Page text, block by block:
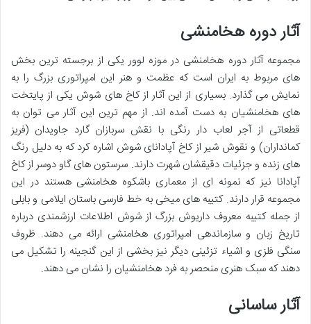
آثار دوره هخامنشی
مجموعه آثار دوره هخامنشی در موزه لوور یکی از برجسته ترین بخش
های مربوط به ایران است که عظمت و هنر این امپراتوری بزرگ را به
نمایش می گذارد. بسیاری از این آثار از کاخ های شوش یکی از پایتخت
های هخامنشیان به دست آمده اند. از مهم ترین این آثار می توان به
قطعاتی از آجر لعاب دار رنگی با نقش سربازان گارد جاویدان (فریز
کمانداران) و نقوش شیر از کاخ آپادانای شوش اشاره کرد که به دلیل رنگ
های زنده و جزئیات دقیقشان شهرت دارند. سرستون های گاو دوسر از کاخ
آپادانا نیز که نمونه ای از معماری باشکوه هخامنشی هستند در این
مجموعه قرار دارند. کتیبه های میخی به خط فارسی باستان ایلامی و بابلی
از جمله کتیبه معروف داریوش بزرگ از شوش اطلاعات ارزشمندی درباره
تاریخ زبان و سازماندهی امپراتوری هخامنشی ارائه می دهند. ظروف
سنگی فلزی و اشیاء تزئینی دیگر نیز بخشی از این گنجینه را تشکیل می
دهند که سبک هنری منحصر به فرد هخامنشیان را نشان می دهند.
آثار ساسانی